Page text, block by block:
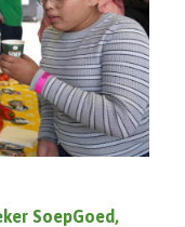
SoepGoed,